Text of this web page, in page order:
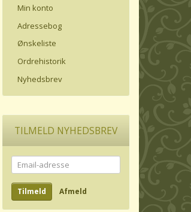
Min konto
Adressebog
Ønskeliste
Ordrehistorik
Nyhedsbrev
TILMELD NYHEDSBREV
Email-
adresse
Tilmeld Afmeld